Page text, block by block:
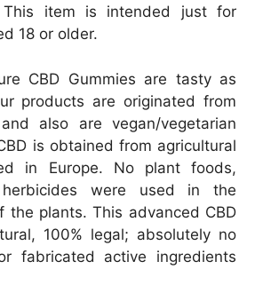
This item is intended just for
18 or older.
CBD Gummies are tasty as
products are originated from
also are vegan/vegetarian
is obtained from agricultural
in Europe. No plant foods,
were used in the
the plants. This advanced CBD
100% legal; absolutely no
fabricated active ingredients